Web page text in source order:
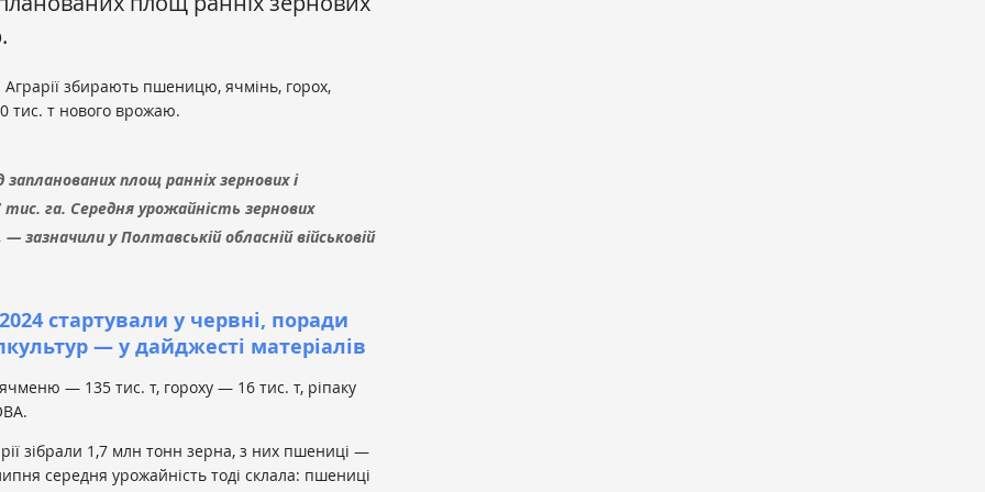
збирають пшеницю, ячмінь, горох,
тис. т нового врожаю.
площ ранніх зернових і
га. Середня урожайність зернових
у Полтавській обласній військовій
стартували у червні, поради
— у дайджесті матеріалів
— 135 тис. т, гороху — 16 тис. т, ріпаку
зібрали 1,7 млн тонн зерна, з них пшениці —
середня урожайність тоді склала: пшениці